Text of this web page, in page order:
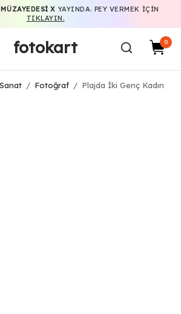
X YAYINDA. PEY VERMEK IÇIN
TIKLAYIN.
fotokart 0
/ Fotoğraf / Plajda İki Genç Kadın